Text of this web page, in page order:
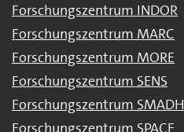
Forschungszentrum INDOR
Forschungszentrum MARC
Forschungszentrum MORE
Forschungszentrum SENS
Forschungszentrum SMADH
Forschungszentrum SPACE